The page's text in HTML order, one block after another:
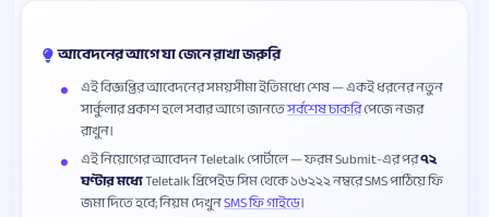
আবেদনের আগে যা জেনে রাখা জরুরি
এই বিজ্ঞপ্তির আবেদনের সময়সীমা ইতিমধ্যে শেষ — একই ধরনের নতুন
সার্কুলার প্রকাশ হলে সবার আগে জানতেসর্বশেষ চাকরিপেজে নজর
রাখুন।
এই নিয়োগের আবেদন Teletalk পোর্টালে — ফরম Submit-এর পর৭২
ঘণ্টার মধ্যেTeletalk প্রিপেইড সিম থেকে ১৬২২২ নম্বরে SMS পাঠিয়ে ফি
জমা দিতে হবে; নিয়ম দেখুনSMS ফি গাইডে।